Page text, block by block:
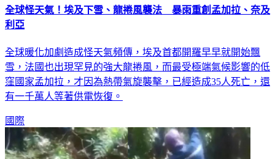
全球怪天氣！埃及下雪、龍捲風襲法 暴雨重創孟加拉、奈及
利亞
全球暖化加劇造成怪天氣頻傳，埃及首都開羅早早就開始飄
雪，法國也出現罕見的強大龍捲風，而最受極端氣候影響的低
窪國家孟加拉，才因為熱帶氣旋襲擊，已經造成35人死亡，還
有一千萬人等著供電恢復。
國際